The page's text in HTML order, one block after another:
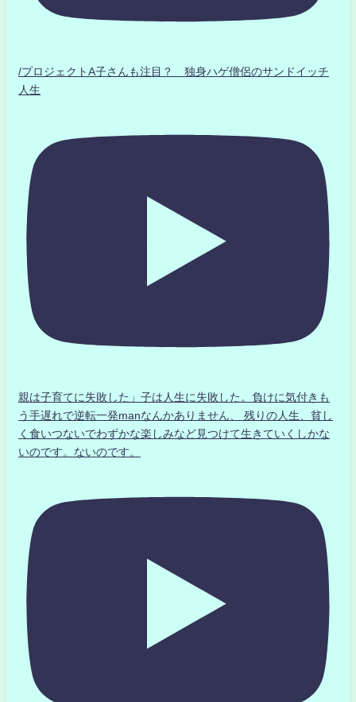
/プロジェクトA子さんも注目？ 独身ハゲ僧侶のサンドイッチ
人生
親は子育てに失敗した」子は人生に失敗した。負けに気付きも
う手遅れで逆転一発manなんかありません、 残りの人生、貧し
く食いつないでわずかな楽しみなど見つけて生きていくしかな
いのです。ないのです。